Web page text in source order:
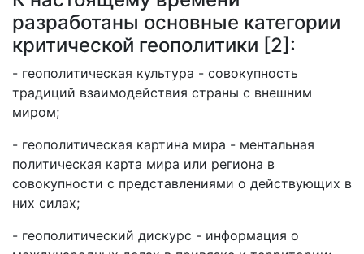
разработаны основные категории
критической геополитики [2]:
- геополитическая культура - совокупность
традиций взаимодействия страны с внешним
миром;
- геополитическая картина мира - ментальная
политическая карта мира или региона в
совокупности с представлениями о действующих в
них силах;
- геополитический дискурс - информация о